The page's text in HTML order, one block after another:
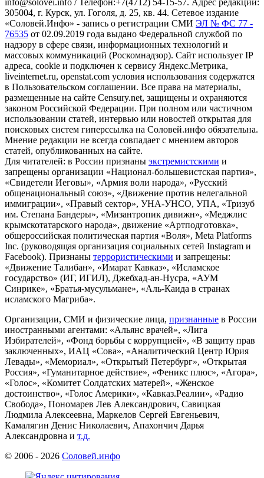
info@solovei.info / Телефон:+7(4712) 54-15-57. Адрес редакции:
305004, г. Курск, ул. Гоголя, д. 25, кв. 44. Сетевое издание
«Соловей.Инфо» - запись о регистрации СМИ ЭЛ № ФС 77 -
76535 от 02.09.2019 года выдано Федеральной службой по
надзору в сфере связи, информационных технологий и
массовых коммуникаций (Роскомнадзор). Сайт использует IP
адреса, cookie и подключен к сервису Яндекс.Метрика,
liveinternet.ru, openstat.com условия использования содержатся
в Пользовательском соглашении. Все права на материалы,
размещенные на сайте Censury.net, защищены и охраняются
законом Российской Федерации. При полном или частичном
использовании статей, интервью или новостей открытая для
поисковых систем гиперссылка на Соловей.инфо обязательна.
Мнение редакции не всегда совпадает с мнением авторов
статей, опубликованных на сайте.
Для читателей: в России признаны экстремистскими и
запрещены организации «Национал-большевистская партия»,
«Свидетели Иеговы», «Армия воли народа», «Русский
общенациональный союз», «Движение против нелегальной
иммиграции», «Правый сектор», УНА-УНСО, УПА, «Тризуб
им. Степана Бандеры», «Мизантропик дивижн», «Меджлис
крымскотатарского народа», движение «Артподготовка»,
общероссийская политическая партия «Воля», Meta Platforms
Inc. (руководящая организация социальных сетей Instagram и
Facebook). Признаны террористическими и запрещены:
«Движение Талибан», «Имарат Кавказ», «Исламское
государство» (ИГ, ИГИЛ), Джебхад-ан-Нусра, «АУМ
Синрике», «Братья-мусульмане», «Аль-Каида в странах
исламского Магриба».
Организации, СМИ и физические лица, признанные в России
иностранными агентами: «Альянс врачей», «Лига
Избирателей», «Фонд борьбы с коррупцией», «В защиту прав
заключенных», ИАЦ «Сова», «Аналитический Центр Юрия
Левады», «Мемориал», «Открытый Петербург», «Открытая
Россия», «Гуманитарное действие», «Феникс плюс», «Агора»,
«Голос», «Комитет Солдатских матерей», «Женское
достоинство», «Голос Америки», «Кавказ.Реалии», «Радио
Свобода», Пономарев Лев Александрович, Савицкая
Людмила Алексеевна, Маркелов Сергей Евгеньевич,
Камалягин Денис Николаевич, Апахончич Дарья
Александровна и т.д.
© 2006 - 2026 Соловей.инфо